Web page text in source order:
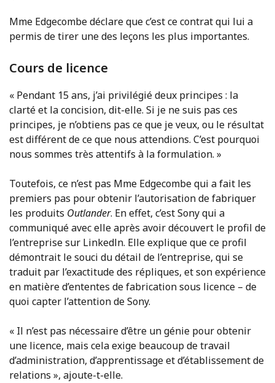
Mme Edgecombe déclare que c’est ce contrat qui lui a
permis de tirer une des leçons les plus importantes.
Cours de licence
« Pendant 15 ans, j’ai privilégié deux principes : la
clarté et la concision, dit-elle. Si je ne suis pas ces
principes, je n’obtiens pas ce que je veux, ou le résultat
est différent de ce que nous attendions. C’est pourquoi
nous sommes très attentifs à la formulation. »
Toutefois, ce n’est pas Mme Edgecombe qui a fait les
premiers pas pour obtenir l’autorisation de fabriquer
les produits Outlander. En effet, c’est Sony qui a
communiqué avec elle après avoir découvert le profil de
l’entreprise sur Linkedln. Elle explique que ce profil
démontrait le souci du détail de l’entreprise, qui se
traduit par l’exactitude des répliques, et son expérience
en matière d’ententes de fabrication sous licence – de
quoi capter l’attention de Sony.
« Il n’est pas nécessaire d’être un génie pour obtenir
une licence, mais cela exige beaucoup de travail
d’administration, d’apprentissage et d’établissement de
relations », ajoute-t-elle.